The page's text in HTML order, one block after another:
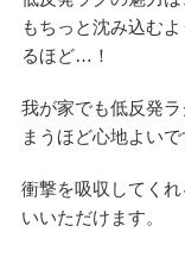
もちっと沈み込む
るほど…！
我が家でも低反発
まうほど心地よいで
衝撃を吸収してく
いいただけます。